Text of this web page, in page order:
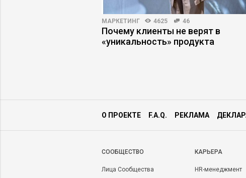
МАРКЕТИНГ 4625 46
Почему клиенты не верят в
«уникальность» продукта
О ПРОЕКТЕ F.A.Q. РЕКЛАМА
CООБЩЕСТВО
Лица Сообщества
КАРЬЕРА
HR-менеджмент